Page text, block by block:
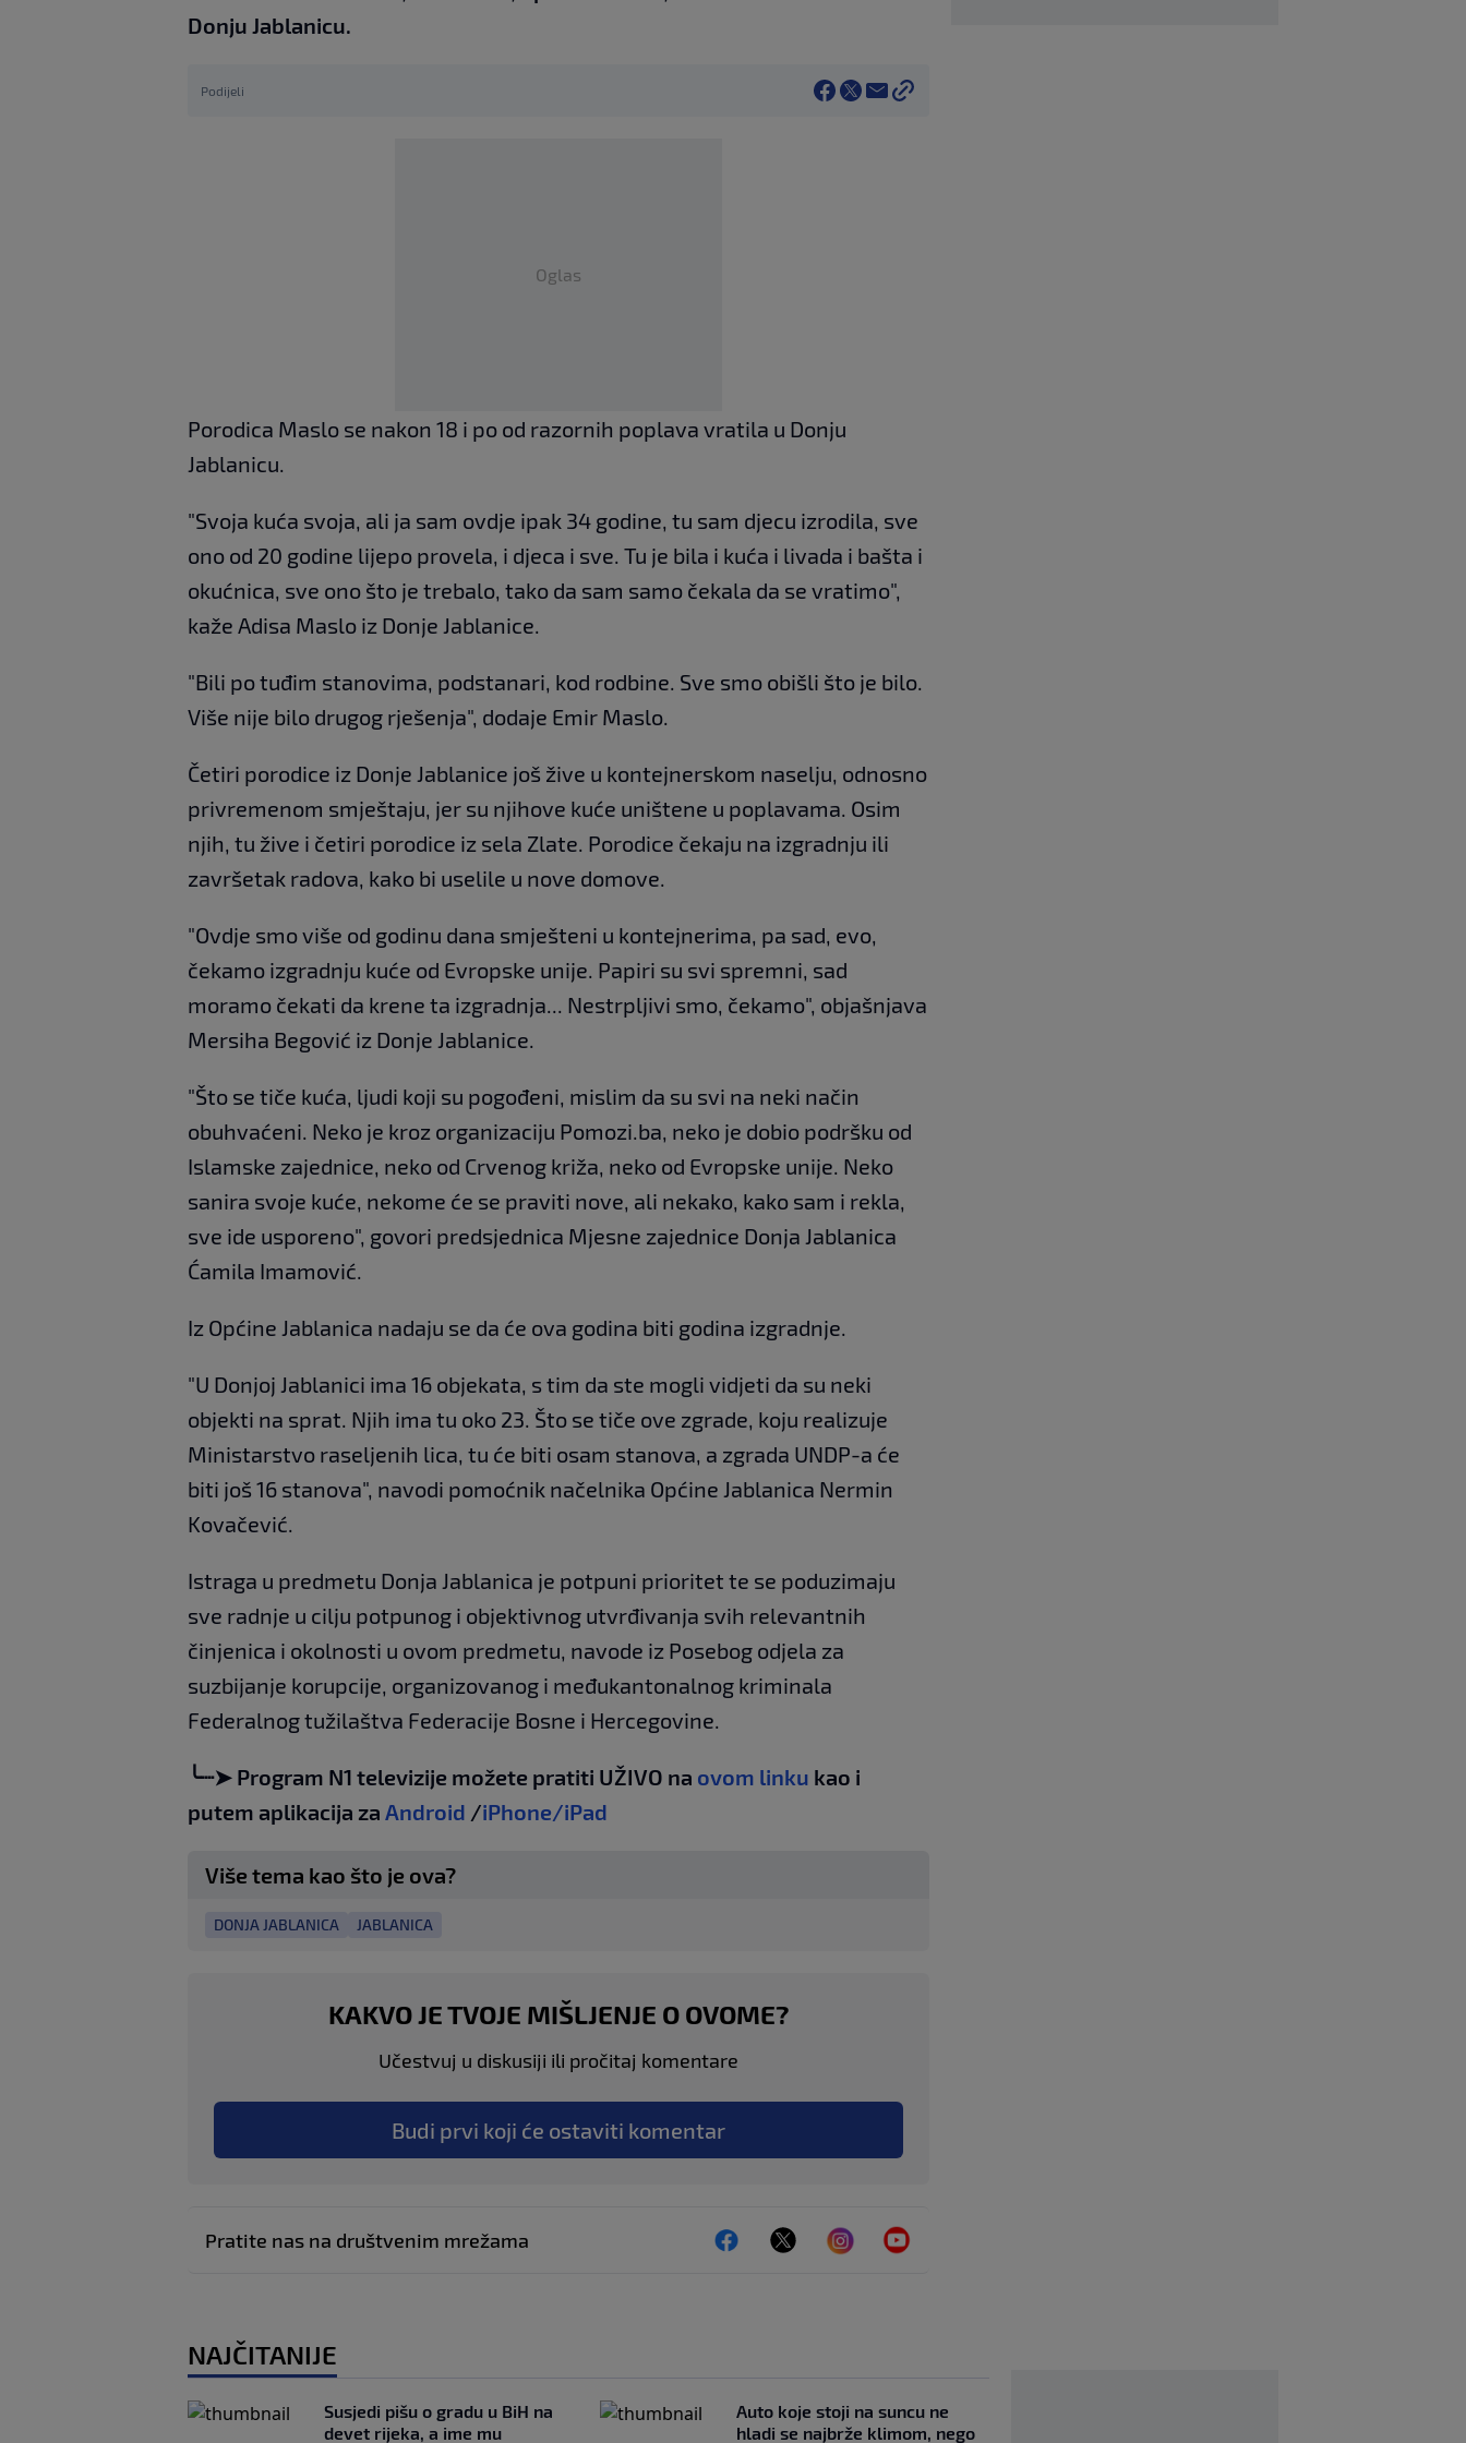
Donju Jablanicu.
Podijeli
Oglas
Porodica Maslo se nakon 18 i po od razornih poplava vratila u Donju
Jablanicu.
"Svoja kuća svoja, ali ja sam ovdje ipak 34 godine, tu sam djecu izrodila, sve
ono od 20 godine lijepo provela, i djeca i sve. Tu je bila i kuća i livada i bašta i
okućnica, sve ono što je trebalo, tako da sam samo čekala da se vratimo",
kaže Adisa Maslo iz Donje Jablanice.
"Bili po tuđim stanovima, podstanari, kod rodbine. Sve smo obišli što je bilo.
Više nije bilo drugog rješenja", dodaje Emir Maslo.
Četiri porodice iz Donje Jablanice još žive u kontejnerskom naselju, odnosno
privremenom smještaju, jer su njihove kuće uništene u poplavama. Osim
njih, tu žive i četiri porodice iz sela Zlate. Porodice čekaju na izgradnju ili
završetak radova, kako bi uselile u nove domove.
"Ovdje smo više od godinu dana smješteni u kontejnerima, pa sad, evo,
čekamo izgradnju kuće od Evropske unije. Papiri su svi spremni, sad
moramo čekati da krene ta izgradnja... Nestrpljivi smo, čekamo", objašnjava
Mersiha Begović iz Donje Jablanice.
"Što se tiče kuća, ljudi koji su pogođeni, mislim da su svi na neki način
obuhvaćeni. Neko je kroz organizaciju Pomozi.ba, neko je dobio podršku od
Islamske zajednice, neko od Crvenog križa, neko od Evropske unije. Neko
sanira svoje kuće, nekome će se praviti nove, ali nekako, kako sam i rekla,
sve ide usporeno", govori predsjednica Mjesne zajednice Donja Jablanica
Ćamila Imamović.
Iz Općine Jablanica nadaju se da će ova godina biti godina izgradnje.
"U Donjoj Jablanici ima 16 objekata, s tim da ste mogli vidjeti da su neki
objekti na sprat. Njih ima tu oko 23. Što se tiče ove zgrade, koju realizuje
Ministarstvo raseljenih lica, tu će biti osam stanova, a zgrada UNDP-a će
biti još 16 stanova", navodi pomoćnik načelnika Općine Jablanica Nermin
Kovačević.
Istraga u predmetu Donja Jablanica je potpuni prioritet te se poduzimaju
sve radnje u cilju potpunog i objektivnog utvrđivanja svih relevantnih
činjenica i okolnosti u ovom predmetu, navode iz Posebog odjela za
suzbijanje korupcije, organizovanog i međukantonalnog kriminala
Federalnog tužilaštva Federacije Bosne i Hercegovine.
╰┈➤ Program N1 televizije možete pratiti UŽIVO na ovom linku kao i
putem aplikacija za Android /iPhone/iPad
Više tema kao što je ova?
DONJA JABLANICA JABLANICA
KAKVO JE TVOJE MIŠLJENJE O OVOME?
Učestvuj u diskusiji ili pročitaj komentare
Budi prvi koji će ostaviti komentar
Pratite nas na društvenim mrežama
NAJČITANIJE
Susjedi pišu o gradu u BiH na
devet rijeka, a ime mu
Auto koje stoji na suncu ne
hladi se najbrže klimom, nego